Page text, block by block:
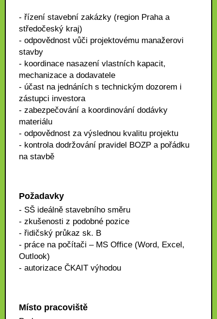
- řízení stavební zakázky (region Praha a
středočeský kraj)
- odpovědnost vůči projektovému manažerovi
stavby
- koordinace nasazení vlastních kapacit,
mechanizace a dodavatele
- účast na jednáních s technickým dozorem i
zástupci investora
- zabezpečování a koordinování dodávky
materiálu
- odpovědnost za výslednou kvalitu projektu
- kontrola dodržování pravidel BOZP a pořádku
na stavbě
Požadavky
- SŠ ideálně stavebního směru
- zkušenosti z podobné pozice
- řidičský průkaz sk. B
- práce na počítači – MS Office (Word, Excel,
Outlook)
- autorizace ČKAIT výhodou
Místo pracoviště